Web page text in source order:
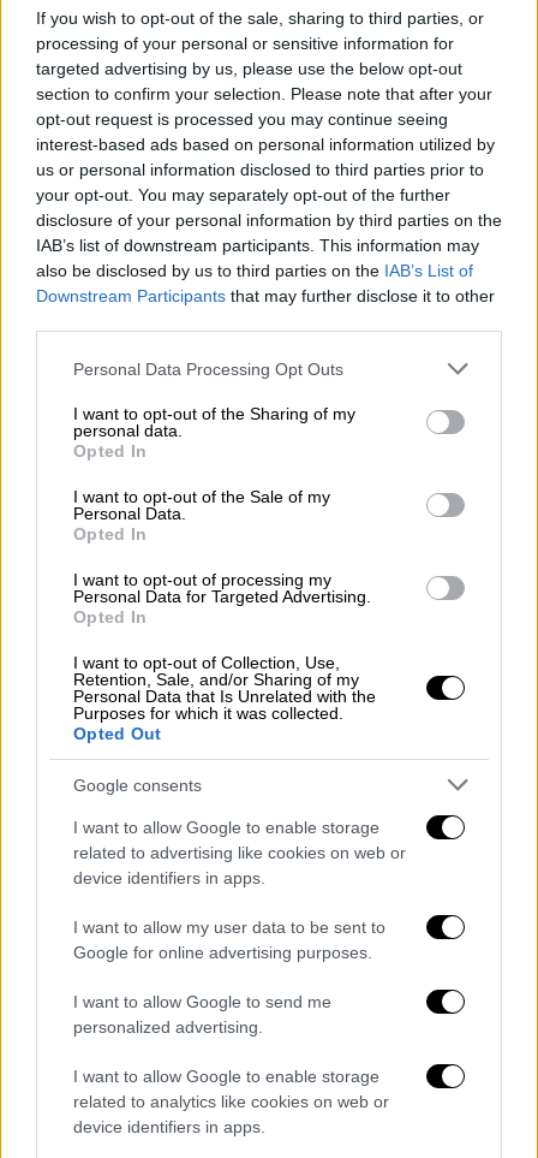
If you wish to opt-out of the sale, sharing to third parties, or
processing of your personal or sensitive information for
targeted advertising by us, please use the below opt-out
section to confirm your selection. Please note that after your
opt-out request is processed you may continue seeing
interest-based ads based on personal information utilized by
us or personal information disclosed to third parties prior to
your opt-out. You may separately opt-out of the further
disclosure of your personal information by third parties on the
IAB’s list of downstream participants. This information may
also be disclosed by us to third parties on the IAB’s List of
Downstream Participants that may further disclose it to other
Please note that this website/app uses one or more Google
not limited to your visit or usage behaviour. You may click to
grant or deny consent to Google and its third-party tags to
use your data for below specified purposes in below Google
consent section.
Personal Data Processing Opt Outs
I want to opt-out of the Sharing of my
personal data.
Opted In
I want to opt-out of the Sale of my
Personal Data.
Opted In
I want to opt-out of processing my
Personal Data for Targeted Advertising.
Opted In
I want to opt-out of Collection, Use,
Retention, Sale, and/or Sharing of my
Personal Data that Is Unrelated with the
Purposes for which it was collected.
Opted Out
Google consents
I want to allow Google to enable storage
related to advertising like cookies on web or
device identifiers in apps.
I want to allow my user data to be sent to
Google for online advertising purposes.
I want to allow Google to send me
personalized advertising.
I want to allow Google to enable storage
related to analytics like cookies on web or
device identifiers in apps.
Μουσική|13.06.2026 21:15
Έρχεται το Flame Music Festival: Η
ελληνική urban σκηνή σε ένα διήμερο
Headliners των δύο ημερών οι ΛΕΞ και
Μουσική|02.06.2026 18:54
Ποιοι προκάλεσαν μεγαλύτερο σεισμό
Metallica - Τι έκαναν Iron Maiden και
Ολυμπιακός
Οι Metallica προκάλεσαν 2,5 φορές
ισχυρότερες δονήσεις από τους Iron Maiden
- Σεισμικά σήματα και από τον τελικό του
Ολυμπιακού